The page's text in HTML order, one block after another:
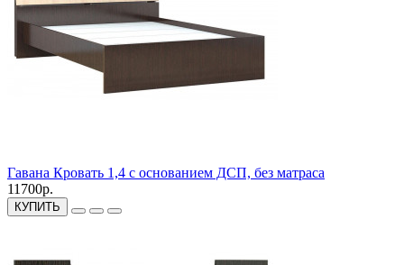
Гавана Кровать 1,4 с основанием ДСП, без матраса
11700р.
КУПИТЬ